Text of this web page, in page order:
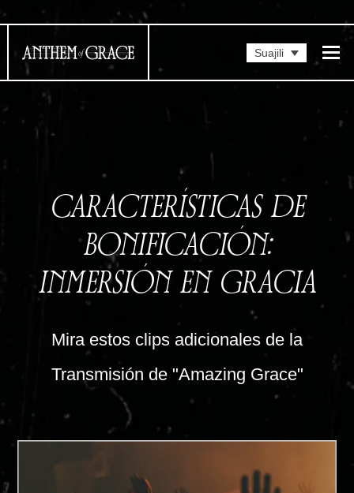
Suajili
CARACTERÍSTICAS DE
BONIFICACIÓN:
INMERSIÓN EN GRACIA
Mira estos clips adicionales de la
Transmisión de "Amazing Grace"